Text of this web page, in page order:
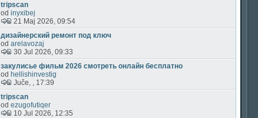
tripscan
od inyxibej
21 Maj 2026, 09:54
дизайнерский ремонт под ключ
od arelavozaj
30 Jul 2026, 09:33
закулисье фильм 2026 смотреть онлайн бесплатно
od hellishinvestig
Juče, , 17:39
tripscan
od ezugofutiqer
10 Jul 2026, 12:35